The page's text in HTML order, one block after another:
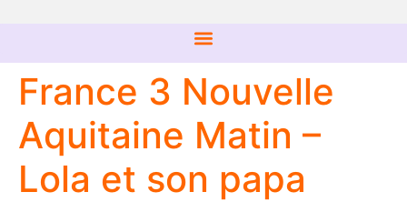
France 3 Nouvelle
Aquitaine Matin –
Lola et son papa